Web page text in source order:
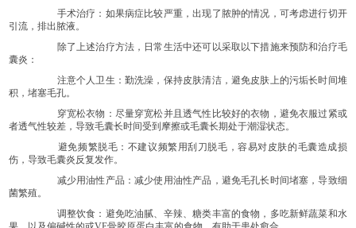
手术治疗：如果病症比较严重，出现了脓肿的情况，可考虑进行切开
引流，排出脓液。
除了上述治疗方法，日常生活中还可以采取以下措施来预防和治疗毛
囊炎：
注意个人卫生：勤洗澡，保持皮肤清洁，避免皮肤上的污垢长时间堆
积，堵塞毛孔。
穿宽松衣物：尽量穿宽松并且透气性比较好的衣物，避免衣服过紧或
者透气性较差，导致毛囊长时间受到摩擦或毛囊长期处于潮湿状态。
避免频繁脱毛：不建议频繁用刮刀脱毛，容易对皮肤的毛囊造成损
伤，导致毛囊炎反复发作。
减少用油性产品：减少使用油性产品，避免毛孔长时间堵塞，导致细
菌繁殖。
调整饮食：避免吃油腻、辛辣、糖类丰富的食物，多吃新鲜蔬菜和水